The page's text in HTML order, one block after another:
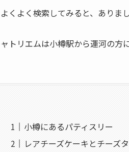
くよく検索してみると、ありま
トリエムは小樽駅から運河の方
小樽にあるパティスリー
レアチーズケーキとチーズ